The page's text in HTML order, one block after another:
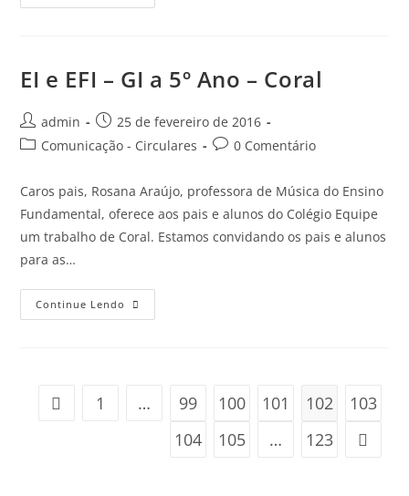
EI e EFI – GI a 5º Ano – Coral
admin
25 de fevereiro de 2016
Comunicação - Circulares
0 Comentário
Caros pais, Rosana Araújo, professora de Música do Ensino
Fundamental, oferece aos pais e alunos do Colégio Equipe
um trabalho de Coral. Estamos convidando os pais e alunos
para as…
Continue Lendo
1 … 99 100 101 102
103
104
105 … 123